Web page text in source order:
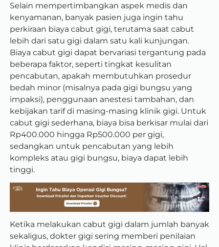
Selain mempertimbangkan aspek medis dan
kenyamanan, banyak pasien juga ingin tahu
perkiraan biaya cabut gigi, terutama saat cabut
lebih dari satu gigi dalam satu kali kunjungan.
Biaya cabut gigi dapat bervariasi tergantung pada
beberapa faktor, seperti tingkat kesulitan
pencabutan, apakah membutuhkan prosedur
bedah minor (misalnya pada gigi bungsu yang
impaksi), penggunaan anestesi tambahan, dan
kebijakan tarif di masing-masing klinik gigi. Untuk
cabut gigi sederhana, biaya bisa berkisar mulai dari
Rp400.000 hingga Rp500.000 per gigi,
sedangkan untuk pencabutan yang lebih
kompleks atau gigi bungsu, biaya dapat lebih
tinggi.
Ketika melakukan cabut gigi dalam jumlah banyak
sekaligus, dokter gigi sering memberi penilaian